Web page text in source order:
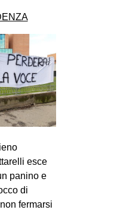
esce
panino e
di
fermarsi